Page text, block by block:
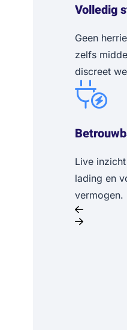
Volledig
Geen
zelfs
discreet
Live
lading en
vermogen.